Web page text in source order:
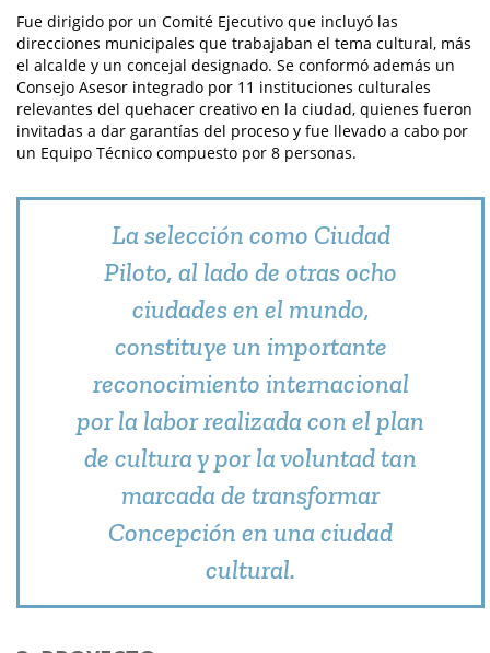
Fue dirigido por un Comité Ejecutivo que incluyó las
direcciones municipales que trabajaban el tema cultural, más
el alcalde y un concejal designado. Se conformó además un
Consejo Asesor integrado por 11 instituciones culturales
relevantes del quehacer creativo en la ciudad, quienes fueron
invitadas a dar garantías del proceso y fue llevado a cabo por
un Equipo Técnico compuesto por 8 personas.
La selección como Ciudad
Piloto, al lado de otras ocho
ciudades en el mundo,
constituye un importante
reconocimiento internacional
por la labor realizada con el plan
de cultura y por la voluntad tan
marcada de transformar
Concepción en una ciudad
cultural.